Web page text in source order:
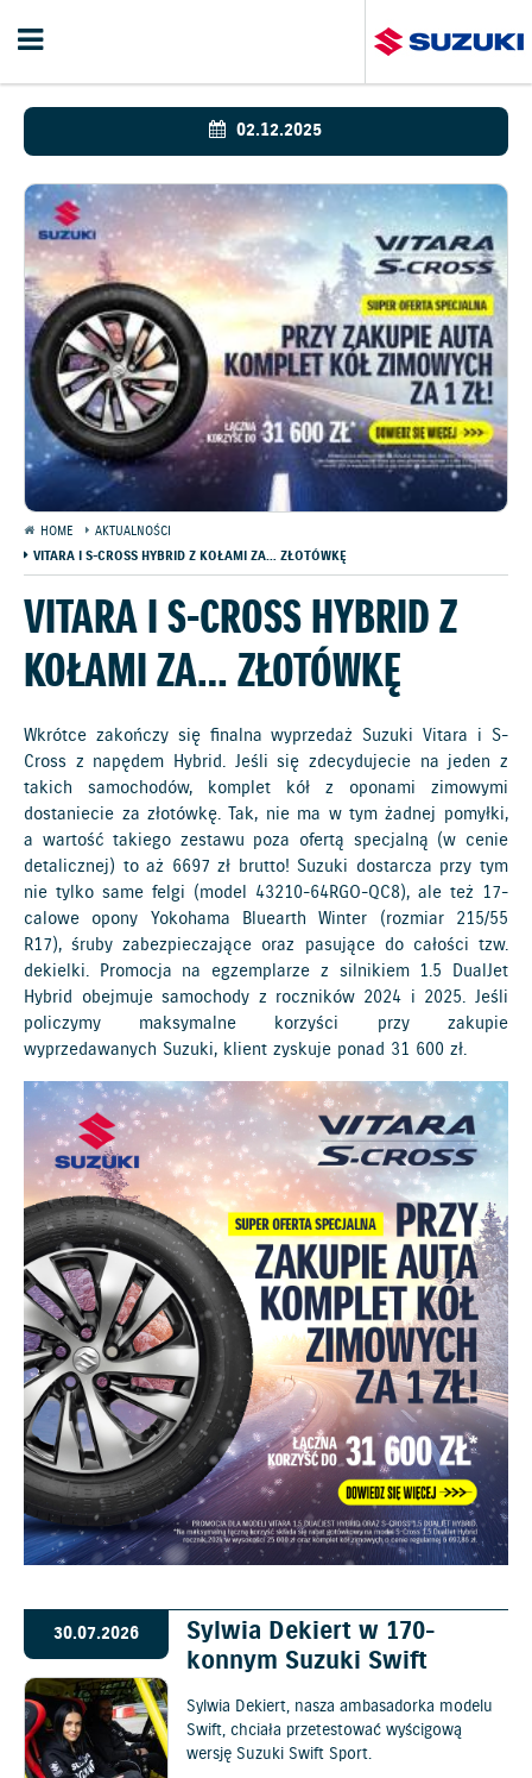
02.12.2025
HOME
AKTUALNOŚCI
VITARA I S-CROSS HYBRID Z KOŁAMI ZA… ZŁOTÓWKĘ
VITARA I S-CROSS HYBRID Z
KOŁAMI ZA… ZŁOTÓWKĘ
Wkrótce zakończy się finalna wyprzedaż Suzuki Vitara i S-
Cross z napędem Hybrid. Jeśli się zdecydujecie na jeden z
takich samochodów, komplet kół z oponami zimowymi
dostaniecie za złotówkę. Tak, nie ma w tym żadnej pomyłki,
a wartość takiego zestawu poza ofertą specjalną (w cenie
detalicznej) to aż 6697 zł brutto! Suzuki dostarcza przy tym
nie tylko same felgi (model 43210-64RGO-QC8), ale też 17-
calowe opony Yokohama Bluearth Winter (rozmiar 215/55
R17), śruby zabezpieczające oraz pasujące do całości tzw.
dekielki. Promocja na egzemplarze z silnikiem 1.5 DualJet
Hybrid obejmuje samochody z roczników 2024 i 2025. Jeśli
policzymy maksymalne korzyści przy zakupie
wyprzedawanych Suzuki, klient zyskuje ponad 31 600 zł.
30.07.2026
Sylwia Dekiert w 170-
konnym Suzuki Swift
Sylwia Dekiert, nasza ambasadorka modelu
Swift, chciała przetestować wyścigową
wersję Suzuki Swift Sport.